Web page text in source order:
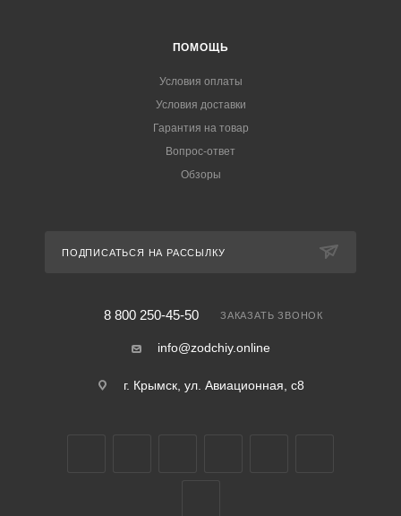
ПОМОЩЬ
Условия оплаты
Условия доставки
Гарантия на товар
Вопрос-ответ
Обзоры
ПОДПИСАТЬСЯ НА РАССЫЛКУ
8 800 250-45-50 ЗАКАЗАТЬ ЗВОНОК
info@zodchiy.online
г. Крымск, ул. Авиационная, с8